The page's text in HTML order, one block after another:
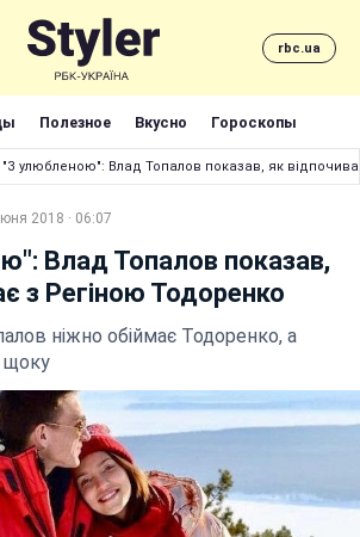
rbc.ua
Полезное Вкусно Гороскопы
"З улюбленою": Влад Топалов показав, як
2018 · 06:07
Влад Топалов показав,
з Регіною Тодоренко
ніжно обіймає Тодоренко, а
щоку